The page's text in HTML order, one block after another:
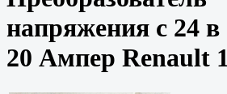
напряжения с 24 в
20 Ампер Renault